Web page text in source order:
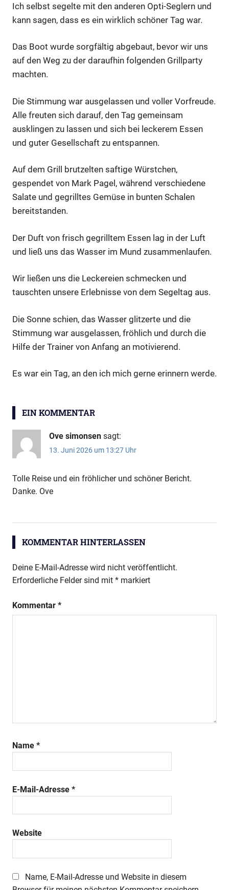
Ich selbst segelte mit den anderen Opti-Seglern und
kann sagen, dass es ein wirklich schöner Tag war.
Das Boot wurde sorgfältig abgebaut, bevor wir uns
auf den Weg zu der daraufhin folgenden Grillparty
machten.
Die Stimmung war ausgelassen und voller Vorfreude.
Alle freuten sich darauf, den Tag gemeinsam
ausklingen zu lassen und sich bei leckerem Essen
und guter Gesellschaft zu entspannen.
Auf dem Grill brutzelten saftige Würstchen,
gespendet von Mark Pagel, während verschiedene
Salate und gegrilltes Gemüse in bunten Schalen
bereitstanden.
Der Duft von frisch gegrilltem Essen lag in der Luft
und ließ uns das Wasser im Mund zusammenlaufen.
Wir ließen uns die Leckereien schmecken und
tauschten unsere Erlebnisse von dem Segeltag aus.
Die Sonne schien, das Wasser glitzerte und die
Stimmung war ausgelassen, fröhlich und durch die
Hilfe der Trainer von Anfang an motivierend.
Es war ein Tag, an den ich mich gerne erinnern werde.
EIN KOMMENTAR
Ove simonsen sagt:
13. Juni 2026 um 13:27 Uhr
Tolle Reise und ein fröhlicher und schöner Bericht.
Danke. Ove
KOMMENTAR HINTERLASSEN
Deine E-Mail-Adresse wird nicht veröffentlicht.
Erforderliche Felder sind mit * markiert
Kommentar *
Name *
E-Mail-Adresse *
Website
Name, E-Mail-Adresse und Website in diesem